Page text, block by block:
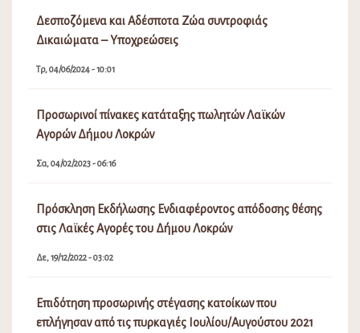
Δεσποζόμενα και Αδέσποτα Ζώα συντροφιάς
Δικαιώματα – Υποχρεώσεις
Τρ, 04/06/2024 - 10:01
Προσωρινοί πίνακες κατάταξης πωλητών Λαϊκών
Αγορών Δήμου Λοκρών
Σα, 04/02/2023 - 06:16
Πρόσκληση Εκδήλωσης Ενδιαφέροντος απόδοσης θέσης
στις Λαϊκές Αγορές του Δήμου Λοκρών
Δε, 19/12/2022 - 03:02
Επιδότηση προσωρινής στέγασης κατοίκων που
επλήγησαν από τις πυρκαγιές Ιουλίου/Αυγούστου 2021